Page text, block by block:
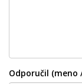
Odporučil (meno